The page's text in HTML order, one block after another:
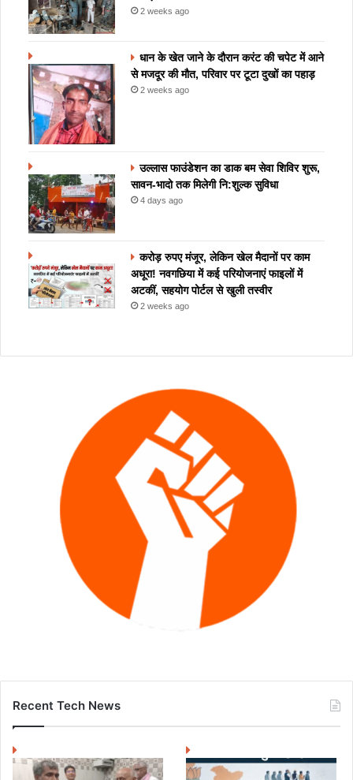
2 weeks ago
धान के खेत जाने के दौरान करंट की चपेट में आने
से मजदूर की मौत, परिवार पर टूटा दुखों का पहाड़
2 weeks ago
उल्लास फाउंडेशन का डाक बम सेवा शिविर शुरू,
सावन-भादो तक मिलेगी नि:शुल्क सुविधा
4 days ago
करोड़ रुपए मंजूर, लेकिन खेल मैदानों पर काम
अधूरा! नवगछिया में कई परियोजनाएं फाइलों में
अटकीं, सहयोग पोर्टल से खुली तस्वीर
2 weeks ago
Recent Tech News